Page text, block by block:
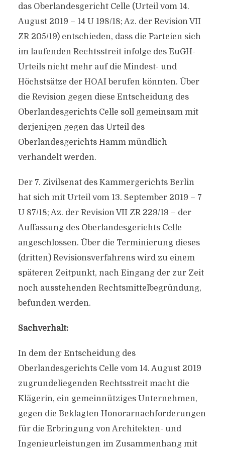
das Oberlandesgericht Celle (Urteil vom 14.
August 2019 – 14 U 198/18; Az. der Revision VII
ZR 205/19) entschieden, dass die Parteien sich
im laufenden Rechtsstreit infolge des EuGH-
Urteils nicht mehr auf die Mindest- und
Höchstsätze der HOAI berufen könnten. Über
die Revision gegen diese Entscheidung des
Oberlandesgerichts Celle soll gemeinsam mit
derjenigen gegen das Urteil des
Oberlandesgerichts Hamm mündlich
verhandelt werden.
Der 7. Zivilsenat des Kammergerichts Berlin
hat sich mit Urteil vom 13. September 2019 – 7
U 87/18; Az. der Revision VII ZR 229/19 – der
Auffassung des Oberlandesgerichts Celle
angeschlossen. Über die Terminierung dieses
(dritten) Revisionsverfahrens wird zu einem
späteren Zeitpunkt, nach Eingang der zur Zeit
noch ausstehenden Rechtsmittelbegründung,
befunden werden.
Sachverhalt:
In dem der Entscheidung des
Oberlandesgerichts Celle vom 14. August 2019
zugrundeliegenden Rechtsstreit macht die
Klägerin, ein gemeinnütziges Unternehmen,
gegen die Beklagten Honorarnachforderungen
für die Erbringung von Architekten- und
Ingenieurleistungen im Zusammenhang mit